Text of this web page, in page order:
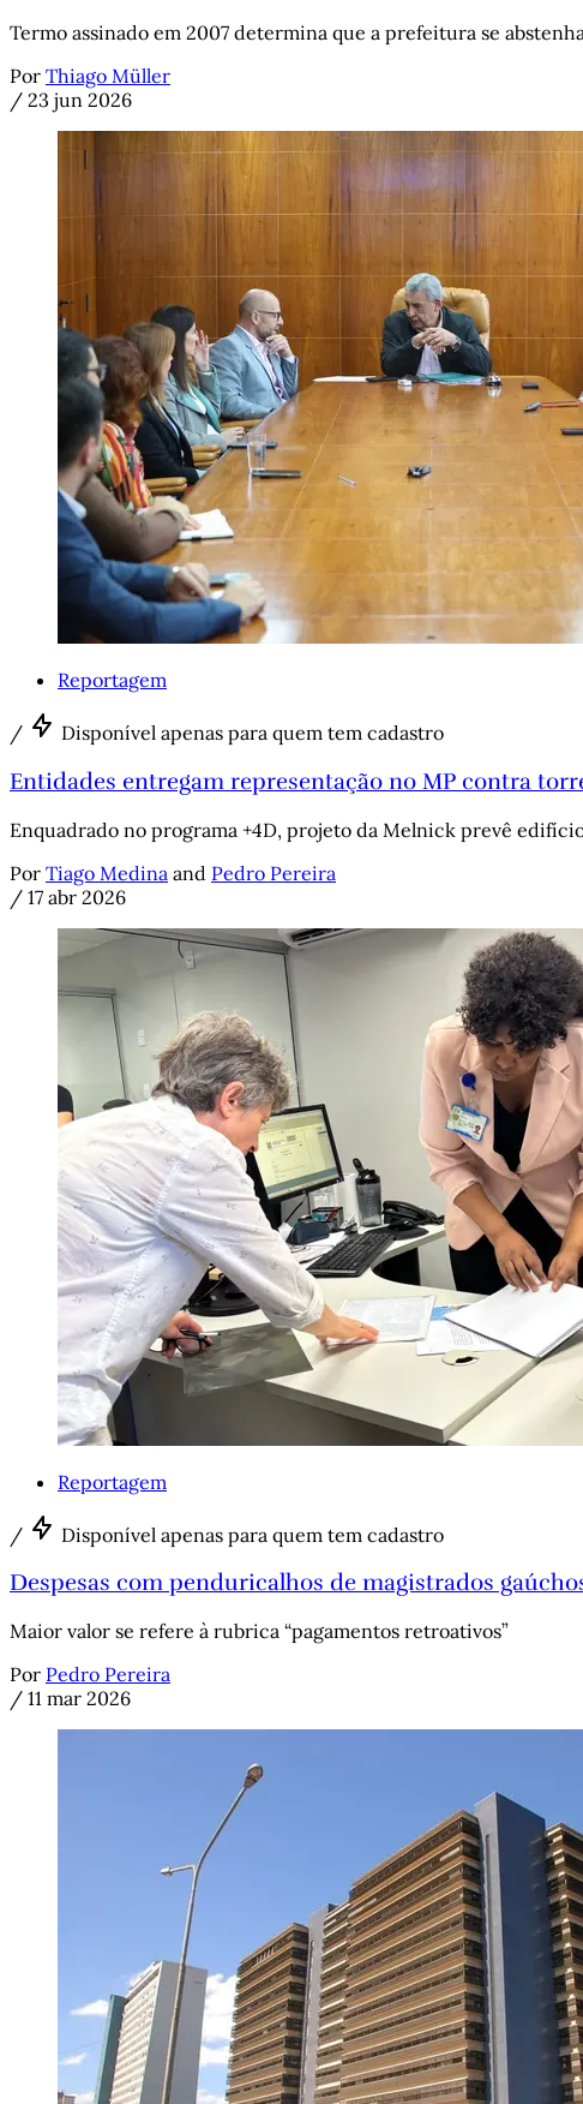
Termo assinado em 2007 determina que a prefeitura se
Por Thiago Müller
/ 23 jun 2026
Reportagem
/ Disponível apenas para quem tem cadastro
Entidades entregam representação no MP contra
Enquadrado no programa +4D, projeto da Melnick prevê
Por Tiago Medina and Pedro Pereira
/ 17 abr 2026
Reportagem
/ Disponível apenas para quem tem cadastro
Despesas com penduricalhos de magistrados
Maior valor se refere à rubrica “pagamentos retroativos”
Por Pedro Pereira
/ 11 mar 2026